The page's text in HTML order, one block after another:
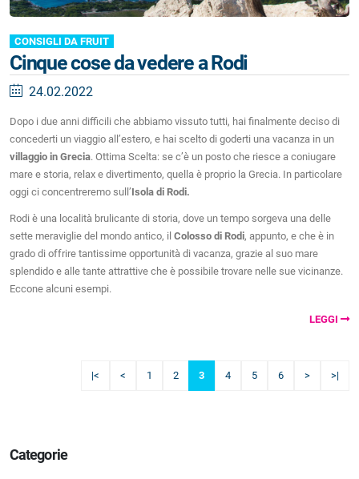
CONSIGLI DA FRUIT
Cinque cose da vedere a Rodi
24.02.2022
Dopo i due anni difficili che abbiamo vissuto tutti, hai finalmente deciso di
concederti un viaggio all’estero, e hai scelto di goderti una vacanza in un
villaggio in Grecia. Ottima Scelta: se c’è un posto che riesce a coniugare
mare e storia, relax e divertimento, quella è proprio la Grecia. In particolare
oggi ci concentreremo sull’Isola di Rodi.
Rodi è una località brulicante di storia, dove un tempo sorgeva una delle
sette meraviglie del mondo antico, il Colosso di Rodi, appunto, e che è in
grado di offrire tantissime opportunità di vacanza, grazie al suo mare
splendido e alle tante attrattive che è possibile trovare nelle sue vicinanze.
Eccone alcuni esempi.
LEGGI
|< < 1 2 3 4 5 6 > >|
Categorie